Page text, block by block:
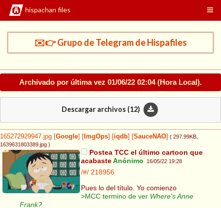
hispachan files
✉️👉 Grupo de Telegram de Hispafiles
Archivado por última vez 01/06/22 02:04(Hora Local).
Descargar archivos (12)
165272929947.jpg Google ImgOps iqdb SauceNAO ( 297.99KB
1639631803389.jpg )
Postea TCC el último cartoon que
acabasteAnónimo 16/05/22 19:28
/#/ 218956
Pues lo del título. Yo comienzo
>MCC termino de ver Where's Anne
Frank?